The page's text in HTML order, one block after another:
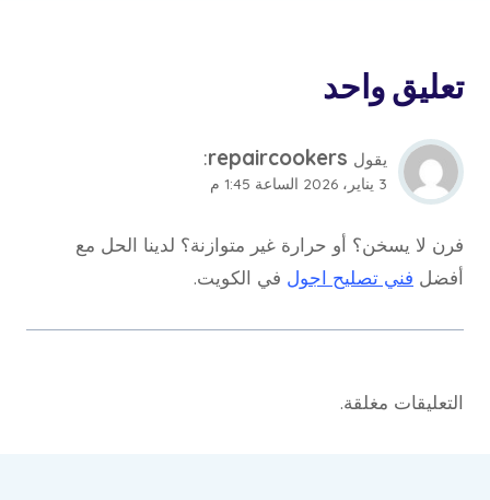
تعليق واحد
يقول repaircookers
:
3 يناير، 2026 الساعة 1:45 م
فرن لا يسخن؟ أو حرارة غير متوازنة؟ لدينا الحل مع
أفضل فني تصليح اجول في الكويت.
التعليقات مغلقة.